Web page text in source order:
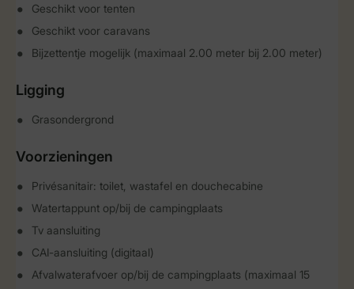
Geschikt voor tenten
Geschikt voor caravans
Bijzettentje mogelijk (maximaal 2.00 meter bij 2.00 meter)
Ligging
Grasondergrond
Voorzieningen
Privésanitair: toilet, wastafel en douchecabine
Watertappunt op/bij de campingplaats
Tv aansluiting
CAI-aansluiting (digitaal)
Afvalwaterafvoer op/bij de campingplaats (maximaal 15